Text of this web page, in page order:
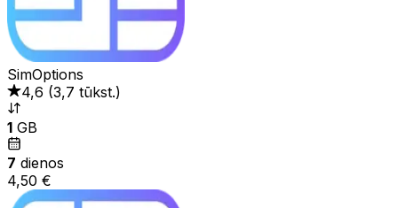
SimOptions
4,6 (3,7 tūkst.)
1 GB
7 dienos
4,50 €